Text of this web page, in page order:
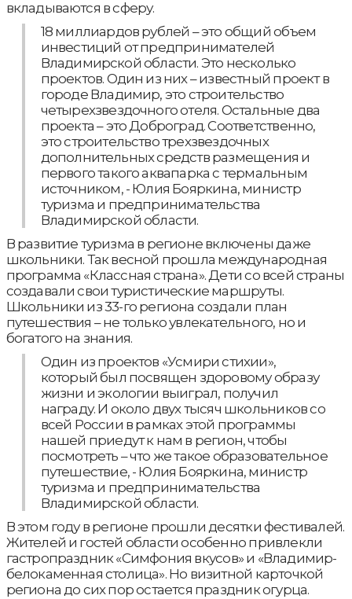
вкладываются в сферу.
18 миллиардов рублей – это общий объем
инвестиций от предпринимателей
Владимирской области. Это несколько
проектов. Один из них – известный проект в
городе Владимир, это строительство
четырехзвездочного отеля. Остальные два
проекта – это Доброград. Соответственно,
это строительство трехзвездочных
дополнительных средств размещения и
первого такого аквапарка с термальным
источником, - Юлия Бояркина, министр
туризма и предпринимательства
Владимирской области.
В развитие туризма в регионе включены даже
школьники. Так весной прошла международная
программа «Классная страна». Дети со всей страны
создавали свои туристические маршруты.
Школьники из 33-го региона создали план
путешествия – не только увлекательного, но и
богатого на знания.
Один из проектов «Усмири стихии»,
который был посвящен здоровому образу
жизни и экологии выиграл, получил
награду. И около двух тысяч школьников со
всей России в рамках этой программы
нашей приедут к нам в регион, чтобы
посмотреть – что же такое образовательное
путешествие, - Юлия Бояркина, министр
туризма и предпринимательства
Владимирской области.
В этом году в регионе прошли десятки фестивалей.
Жителей и гостей области особенно привлекли
гастропраздник «Симфония вкусов» и «Владимир-
белокаменная столица». Но визитной карточкой
региона до сих пор остается праздник огурца.